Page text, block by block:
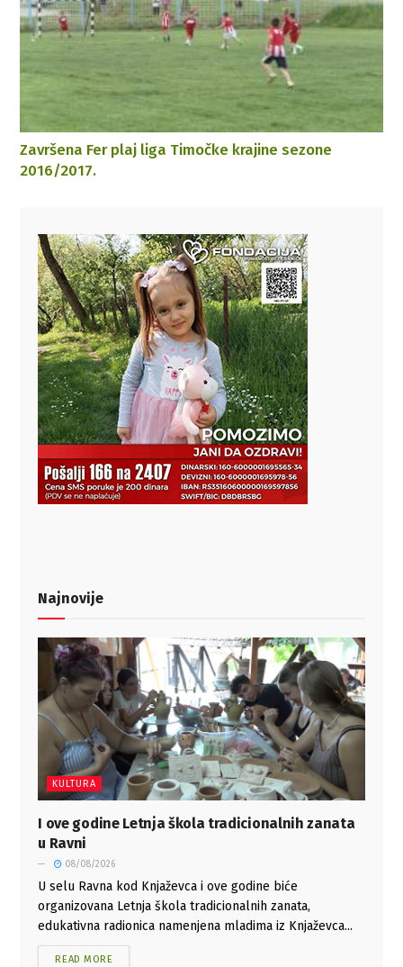
Završena Fer plaj liga Timočke krajine sezone
2016/2017.
Najnovije
KULTURA
I ove godine Letnja škola tradicionalnih zanata
u Ravni
08/08/2026
U selu Ravna kod Knjaževca i ove godine biće
organizovana Letnja škola tradicionalnih zanata,
edukativna radionica namenjena mladima iz Knjaževca...
READ MORE